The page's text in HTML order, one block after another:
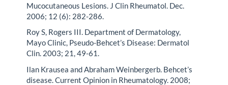
Mucocutaneous Lesions. J Clin Rheumatol. Dec.
2006; 12 (6): 282-286.
Roy S, Rogers III. Department of Dermatology,
Mayo Clinic, Pseudo-Behcet’s Disease: Dermatol
Clin. 2003; 21, 49-61.
Ilan Krausea and Abraham Weinbergerb. Behcet’s
disease. Current Opinion in Rheumatology. 2008;